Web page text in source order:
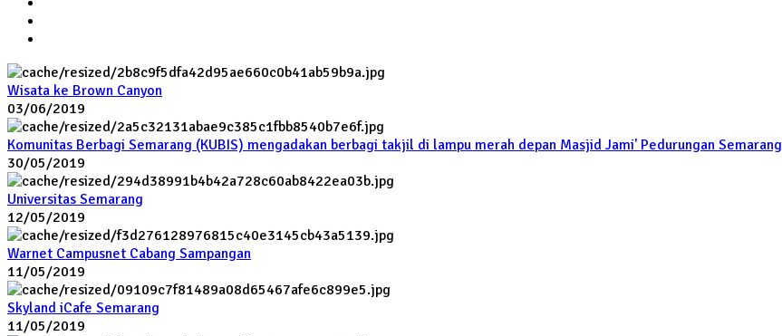
Wisata ke Brown Canyon
03/06/2019
Komunitas Berbagi Semarang (KUBIS) mengadakan berbagi takjil di lampu merah depan Masjid Jami' Pedurungan Semarang
30/05/2019
Universitas Semarang
12/05/2019
Warnet Campusnet Cabang Sampangan
11/05/2019
Skyland iCafe Semarang
11/05/2019